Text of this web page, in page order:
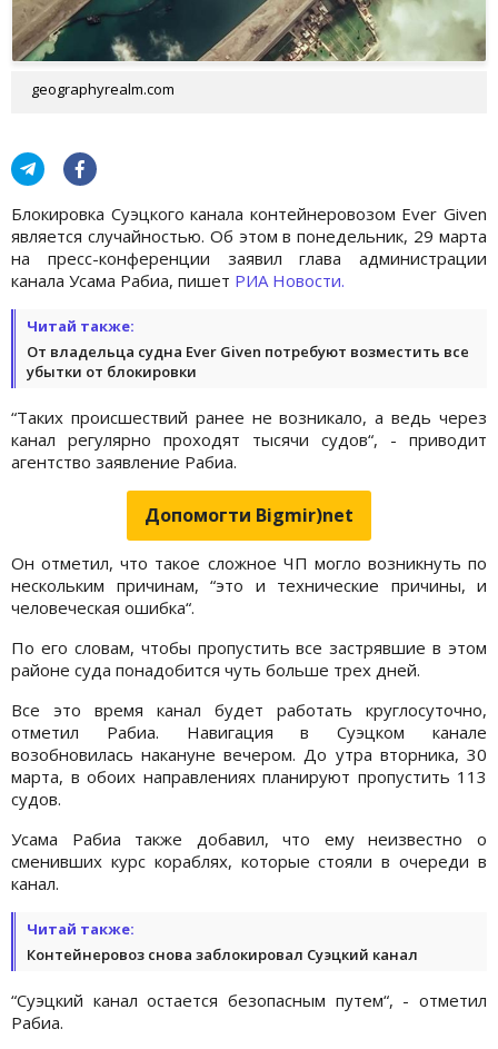
geographyrealm.com
Блокировка Суэцкого канала контейнеровозом Ever Given
является случайностью. Об этом в понедельник, 29 марта
на пресс-конференции заявил глава администрации
канала Усама Рабиа, пишет РИА Новости.
Читай также:
От владельца судна Ever Given потребуют возместить все
убытки от блокировки
“Таких происшествий ранее не возникало, а ведь через
канал регулярно проходят тысячи судов“, - приводит
агентство заявление Рабиа.
Допомогти Bigmir)net
Он отметил, что такое сложное ЧП могло возникнуть по
нескольким причинам, “это и технические причины, и
человеческая ошибка“.
По его словам, чтобы пропустить все застрявшие в этом
районе суда понадобится чуть больше трех дней.
Все это время канал будет работать круглосуточно,
отметил Рабиа. Навигация в Суэцком канале
возобновилась накануне вечером. До утра вторника, 30
марта, в обоих направлениях планируют пропустить 113
судов.
Усама Рабиа также добавил, что ему неизвестно о
сменивших курс кораблях, которые стояли в очереди в
канал.
Читай также:
Контейнеровоз снова заблокировал Суэцкий канал
“Суэцкий канал остается безопасным путем“, - отметил
Рабиа.